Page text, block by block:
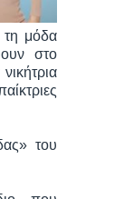
τη μόδα
στο
του